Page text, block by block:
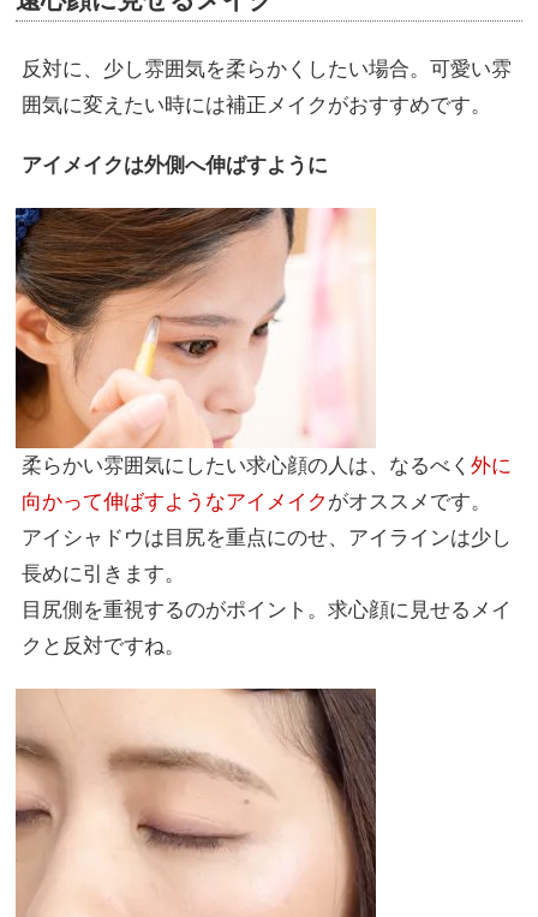
反対に、少し雰囲気を柔らかくしたい場合。可愛い雰
囲気に変えたい時には補正メイクがおすすめです。
アイメイクは外側へ伸ばすように
柔らかい雰囲気にしたい求心顔の人は、なるべく外に
向かって伸ばすようなアイメイク がオススメです。
アイシャドウは目尻を重点にのせ、アイラインは少し
長めに引きます。
目尻側を重視するのがポイント。求心顔に見せるメイ
クと反対ですね。